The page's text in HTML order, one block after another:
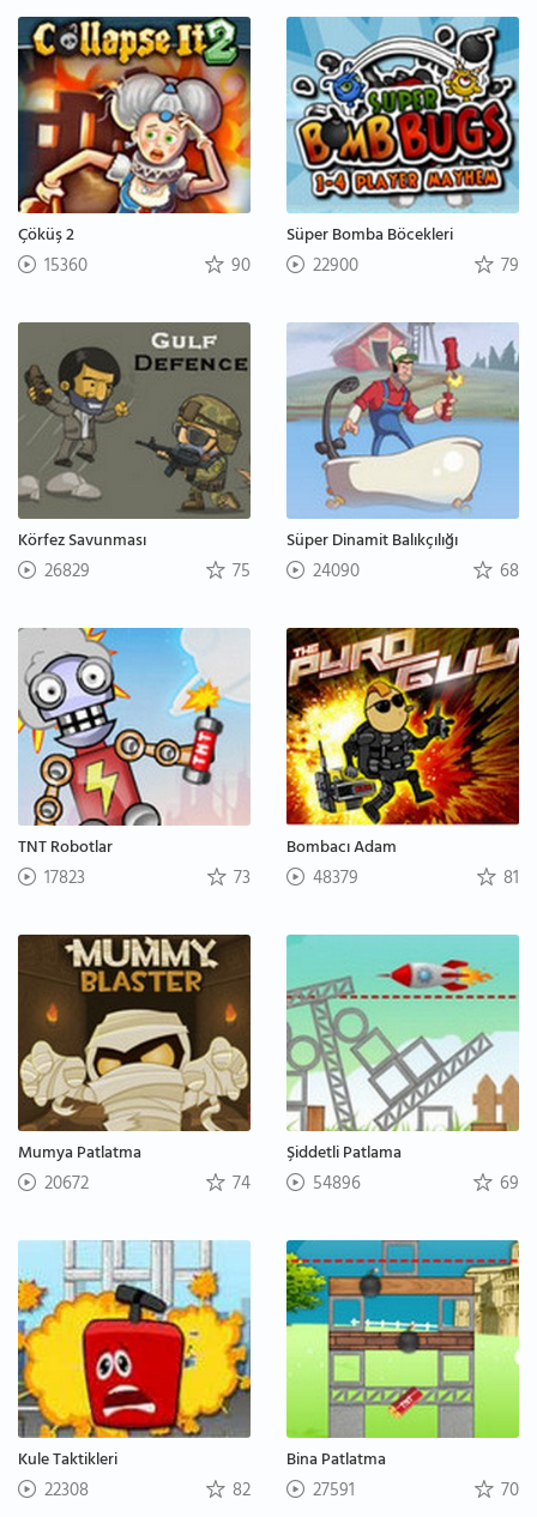
Çöküş 2
15360 90
Süper Bomba Böcekleri
22900 79
Körfez Savunması
26829 75
Süper Dinamit Balıkçılığı
24090 68
TNT Robotlar
17823 73
Bombacı Adam
48379 81
Mumya Patlatma
20672 74
Şiddetli Patlama
54896 69
Kule Taktikleri
22308 82
Bina Patlatma
27591 70